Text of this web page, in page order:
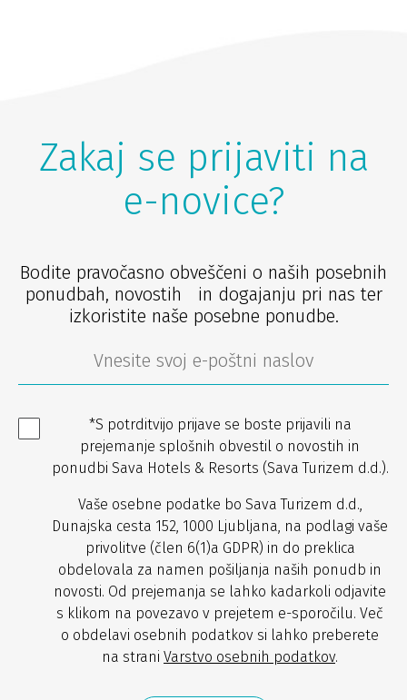
Zakaj se prijaviti na
e-novice?
Bodite pravočasno obveščeni o naših posebnih
ponudbah, novostih in dogajanju pri nas ter
izkoristite naše posebne ponudbe.
*S potrditvijo prijave se boste prijavili na
prejemanje splošnih obvestil o novostih in
ponudbi Sava Hotels & Resorts (Sava Turizem d.d.).
Vaše osebne podatke bo Sava Turizem d.d.,
Dunajska cesta 152, 1000 Ljubljana, na podlagi vaše
privolitve (člen 6(1)a GDPR) in do preklica
obdelovala za namen pošiljanja naših ponudb in
novosti. Od prejemanja se lahko kadarkoli odjavite
s klikom na povezavo v prejetem e-sporočilu. Več
o obdelavi osebnih podatkov si lahko preberete
na strani Varstvo osebnih podatkov.